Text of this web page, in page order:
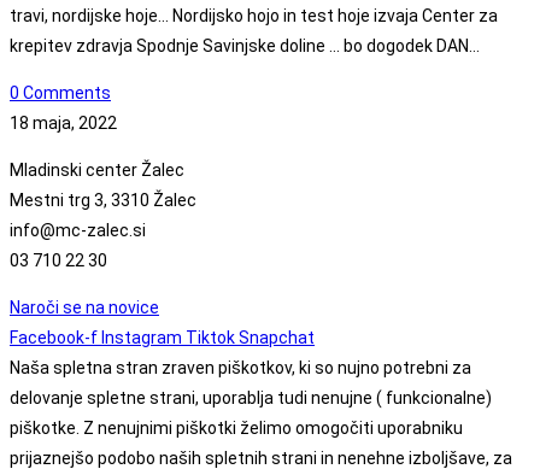
travi, nordijske hoje... Nordijsko hojo in test hoje izvaja Center za
krepitev zdravja Spodnje Savinjske doline ... bo dogodek DAN…
0 Comments
18 maja, 2022
Mladinski center Žalec
Mestni trg 3, 3310 Žalec
info@mc-zalec.si
03 710 22 30
Naroči se na novice
Facebook-f Instagram TiktokSnapchat
Naša spletna stran zraven piškotkov, ki so nujno potrebni za
delovanje spletne strani, uporablja tudi nenujne ( funkcionalne)
piškotke. Z nenujnimi piškotki želimo omogočiti uporabniku
prijaznejšo podobo naših spletnih strani in nenehne izboljšave, za